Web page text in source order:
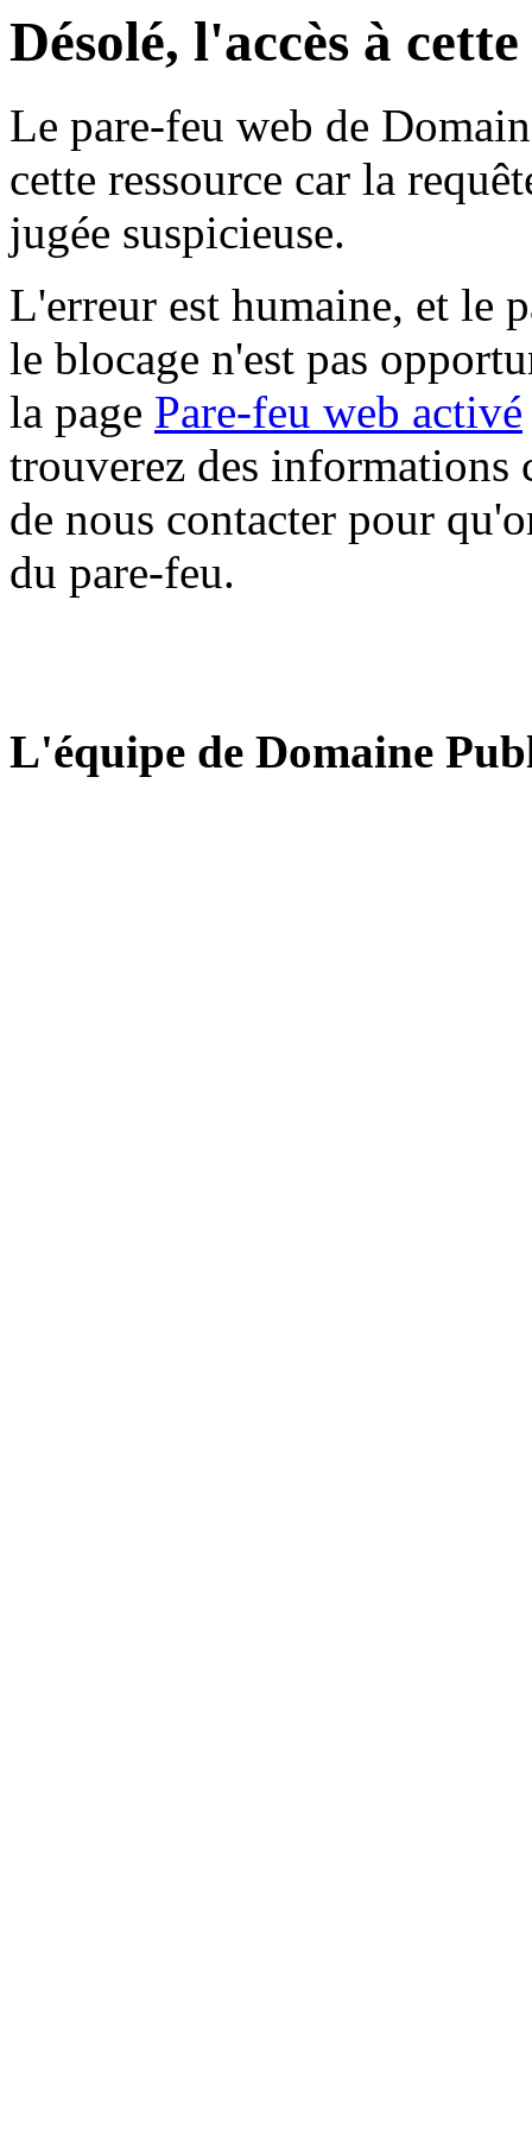
Désolé, l'accès à
Le pare-feu web de
cette ressource car la
jugée suspicieuse.
L'erreur est humaine, et le
le blocage n'est pas
la page Pare-feu web activé
trouverez des informations
de nous contacter pour
du pare-feu.
L'équipe de Domaine